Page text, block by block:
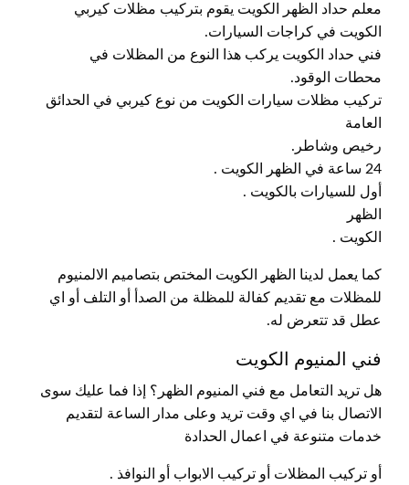
معلم حداد الظهر الكويت يقوم بتركيب مظلات كيربي
الكويت في كراجات السيارات.
فني حداد الكويت يركب هذا النوع من المظلات في
محطات الوقود.
تركيب مظلات سيارات الكويت من نوع كيربي في الحدائق
العامة
رخيص وشاطر.
24 ساعة في الظهر الكويت .
أول للسيارات بالكويت .
الظهر
الكويت .
كما يعمل لدينا الظهر الكويت المختص بتصاميم الالمنيوم
للمظلات مع تقديم كفالة للمظلة من الصدأ أو التلف أو اي
عطل قد تتعرض له.
فني المنيوم الكويت
هل تريد التعامل مع فني المنيوم الظهر؟ إذا فما عليك سوى
الاتصال بنا في اي وقت تريد وعلى مدار الساعة لتقديم
خدمات متنوعة في اعمال الحدادة
أو تركيب المظلات أو تركيب الابواب أو النوافذ .